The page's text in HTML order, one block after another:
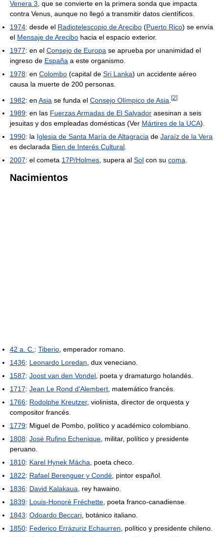
Venera 3 , que se convierte en la primera sonda que impacta
contra Venus, aunque no llegó a transmitir datos científicos.
1974: desde el Radiotelescopio de Arecibo (Puerto Rico) se envía
el Mensaje de Arecibo hacia el espacio exterior.
1977: en el Consejo de Europa se aprueba por unanimidad el
ingreso de España a este organismo.
1978: en Colombo (capital de Sri Lanka) un accidente aéreo
causa la muerte de 200 personas.
1982: en Asia se funda el Consejo Olímpico de Asia [2]
1989: en las Fuerzas Armadas de El Salvador asesinan a seis
jesuitas y dos empleadas domésticas (Ver Mártires de la UCA).
1990: la Iglesia de Santa María de Altagracia de Jaraíz de la Vera
es declarada Bien de Interés Cultural.
2007: el cometa 17P/Holmes, supera al Sol con su coma.
Nacimientos
42 a. C.: Tiberio, emperador romano.
1436: Leonardo Loredan, dux veneciano.
1587: Joost van den Vondel, poeta y dramaturgo holandés.
1717: Jean Le Rond d'Alembert, matemático francés.
1766: Rodolphe Kreutzer, violinista, director de orquesta y
compositor francés.
1779: Miguel de Pombo, político y académico colombiano.
1808: José Rufino Echenique, militar, político y presidente
peruano.
1810: Karel Hynek Mácha, poeta checo.
1822: Rafael Berenguer y Condé, pintor español.
1836: David Kalakaua, rey hawaino.
1839: Louis-Honoré Fréchette, poeta franco-canadiense.
1843: Odoardo Beccari, botánico italiano.
1850: Federico Errázuriz Echaurren, político y presidente chileno.